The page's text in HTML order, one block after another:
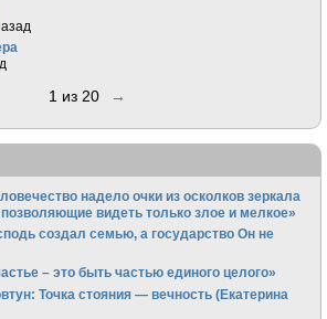
1 из 20 →
надело очки из осколков зеркала
видеть только злое и мелкое»
создал семью, а государство Он не
– это быть частью единого целого»
Точка стояния — вечность (Екатерина